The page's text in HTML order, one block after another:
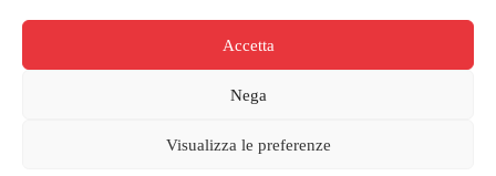
Accetta
Nega
Visualizza le preferenze
Politiche di Reso
Metodi di Pagamento
Privacy Policy
Copyright © 2026 La Bicicletta Store - Web Powered by